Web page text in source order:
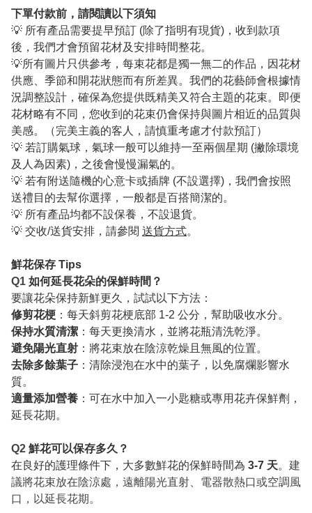
下單付款前，請閱讀以下須知
💡 所有產品需要提早預訂 (除了指明有現貨)，收到款項
後，我們才會預留花材及安排時間整花。
💡所有圖片只供參考，每束花都是獨一無二的作品，因花材
供應、季節和開花狀態而有所差異。我們的花藝師會根據情
況調整設計，確保為您提供既精美又符合主題的花束。即便
花材略有不同，您收到的花束仍會保持與圖片相近的品質與
美感。（完美主義的客人，請慎重考慮才付款預訂）
💡 若訂購氣球，氣球一般可以維持一至兩個星期 (撇除環境
及人為因素)，之後會慢慢漏氣的。
💡 若有附送隨機的心意卡或插牌 (不設選擇)，我們會按照
送禮目的去幫你選擇，一般都是百搭簡潔的。
💡 所有產品均都不設保養，不設退貨。
💡 交收/送貨安排，請參閱 送貨方式。
鮮花保存 Tips
Q1 如何延長花朵的保鮮時間？
要讓花朵保持新鮮更久，試試以下方法：
修剪花梗 ：每天斜剪花梗底部 1-2 公分，幫助吸收水分。
保持水質清潔 ：每天更換清水，並將花瓶清洗乾淨。
避免陽光直射 ：將花束放在陰涼乾燥且無風的位置。
去除多餘葉子 ：清除浸泡在水中的葉子，以免腐爛影響水
質。
適量添加營養 ：可在水中加入一小匙糖或專用花卉保鮮劑，
延長花期。
Q2 鮮花可以保存多久？
在良好的護理條件下，大多數鮮花的保鮮時間為 3-7 天。 建
議將花束放在陰涼處，遠離陽光直射、電器散熱口或空調風
口，以延長花期。